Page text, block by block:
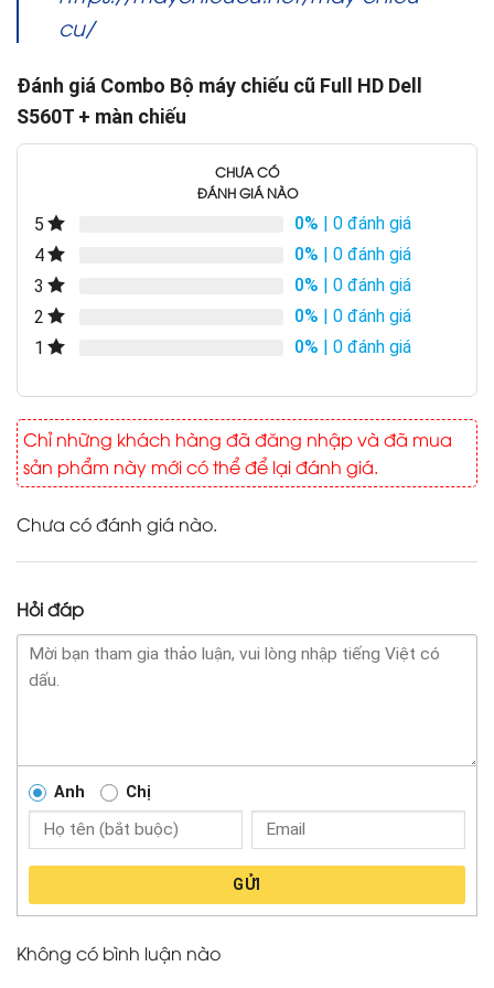
cu/
Đánh giá Combo Bộ máy chiếu cũ Full HD Dell
S560T + màn chiếu
CHƯA CÓ
ĐÁNH GIÁ NÀO
5 0% | 0 đánh giá
4
0% | 0 đánh giá
3
0% | 0 đánh giá
2
0% | 0 đánh giá
1
0% | 0 đánh giá
Chỉ những khách hàng đã đăng nhập và đã mua
sản phẩm này mới có thể để lại đánh giá.
Chưa có đánh giá nào.
Hỏi đáp
Anh Chị
GỬI
Không có bình luận nào